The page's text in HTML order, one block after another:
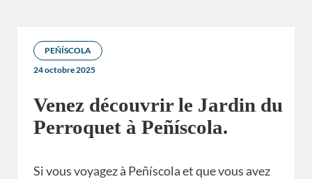
PEÑÍSCOLA
24 octobre 2025
Venez découvrir le Jardin du
Perroquet à Peñíscola.
Si vous voyagez à Peñíscola et que vous avez